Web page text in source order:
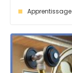
Apprentissage